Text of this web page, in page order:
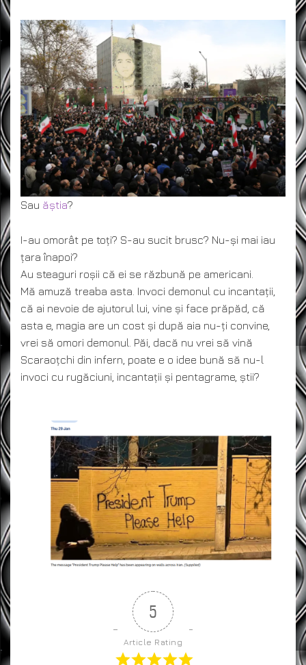
Sau ăștia?
I-au omorât pe toți? S-au sucit brusc? Nu-și mai iau
țara înapoi?
Au steaguri roșii că ei se răzbună pe americani.
Mă amuză treaba asta. Invoci demonul cu incantații,
că ai nevoie de ajutorul lui, vine și face prăpăd, că
asta e, magia are un cost și după aia nu-ți convine,
vrei să omori demonul. Păi, dacă nu vrei să vină
Scaraoțchi din infern, poate e o idee bună să nu-l
invoci cu rugăciuni, incantații și pentagrame, știi?
5
Article Rating